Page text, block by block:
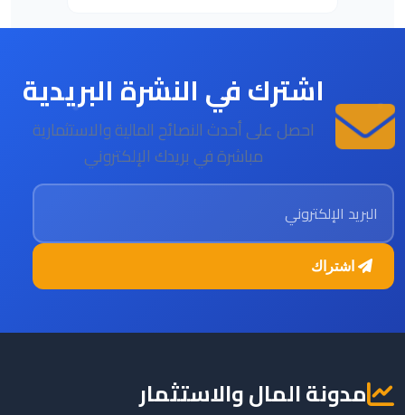
اشترك في النشرة البريدية
احصل على أحدث النصائح المالية والاستثمارية
مباشرة في بريدك الإلكتروني
البريد الإلكتروني
مدونة المال والاستثمار